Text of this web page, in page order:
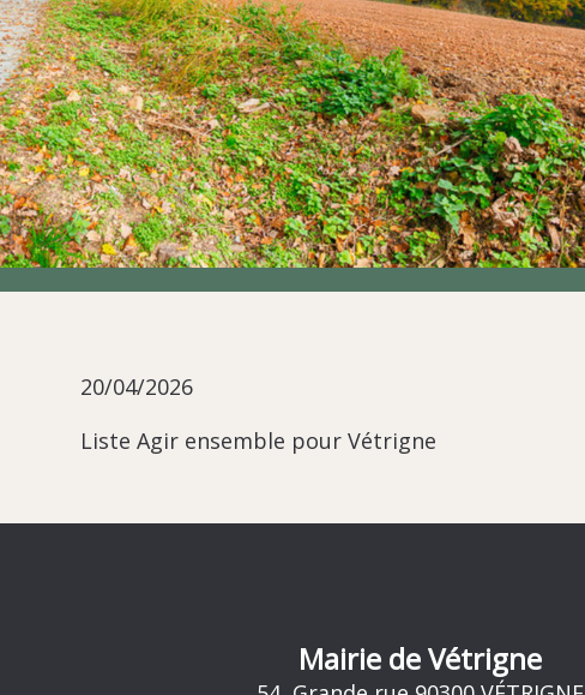
20/04/2026
ListeAgir ensemble pour Vétrigne
Mairie de Vétrigne